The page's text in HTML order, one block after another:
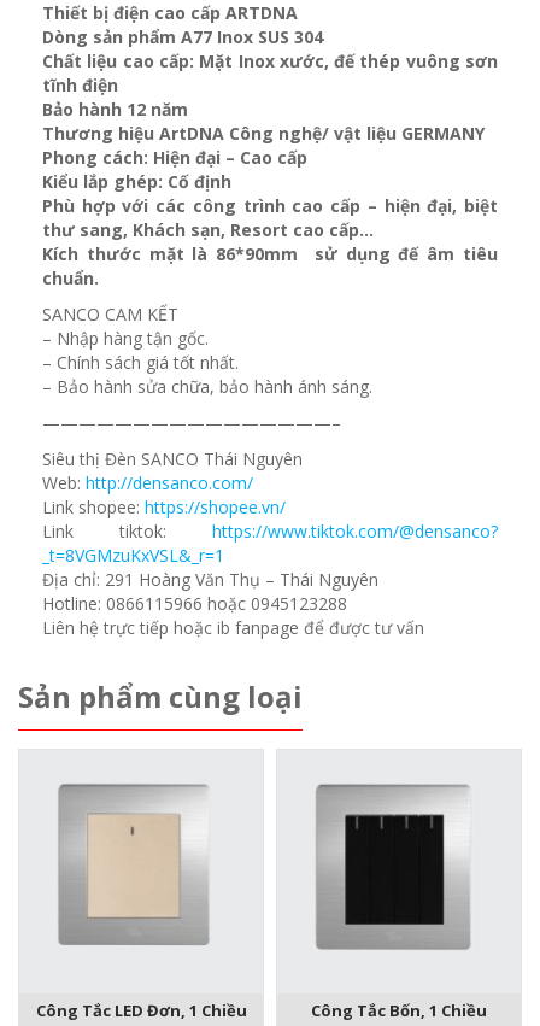
Thiết bị điện cao cấp ARTDNA
Dòng sản phẩm A77 Inox SUS 304
Chất liệu cao cấp: Mặt Inox xước, đế thép vuông sơn
tĩnh điện
Bảo hành 12 năm
Thương hiệu ArtDNA Công nghệ/ vật liệu GERMANY
Phong cách: Hiện đại – Cao cấp
Kiểu lắp ghép: Cố định
Phù hợp với các công trình cao cấp – hiện đại, biệt
thư sang, Khách sạn, Resort cao cấp…
Kích thước mặt là 86*90mm sử dụng đế âm tiêu
chuẩn.
SANCO CAM KẾT
– Nhập hàng tận gốc.
– Chính sách giá tốt nhất.
– Bảo hành sửa chữa, bảo hành ánh sáng.
————————————————–
Siêu thị Đèn SANCO Thái Nguyên
Web: http://densanco.com/
Link shopee: https://shopee.vn/
Link tiktok: https://www.tiktok.com/@densanco?
_t=8VGMzuKxVSL&_r=1
Địa chỉ: 291 Hoàng Văn Thụ – Thái Nguyên
Hotline: 0866115966 hoặc 0945123288
Liên hệ trực tiếp hoặc ib fanpage để được tư vấn
Sản phẩm cùng loại
Công Tắc LED Đơn, 1 Chiều Công Tắc Bốn, 1 Chiều